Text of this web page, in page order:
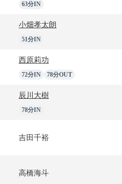
63分IN
小畑孝太朗
51分IN
西原莉功
72分IN 78分OUT
辰川大樹
78分IN
吉田千裕
高橋海斗